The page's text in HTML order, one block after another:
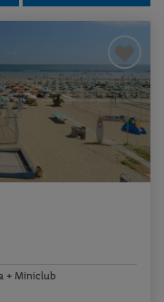
+ Miniclub